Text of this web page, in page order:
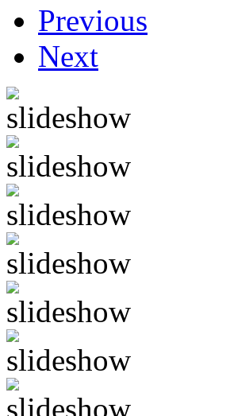
Previous
Next